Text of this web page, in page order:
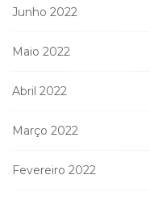
Junho 2022
Maio 2022
Abril 2022
Março 2022
Fevereiro 2022